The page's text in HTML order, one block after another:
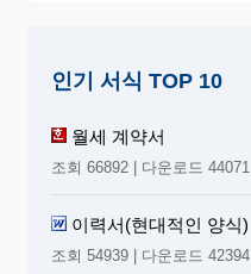
인기 서식 TOP 10
월세 계약서
조회 66892 | 다운로드 44071
이력서(현대적인 양식)
조회 54939 | 다운로드 42394